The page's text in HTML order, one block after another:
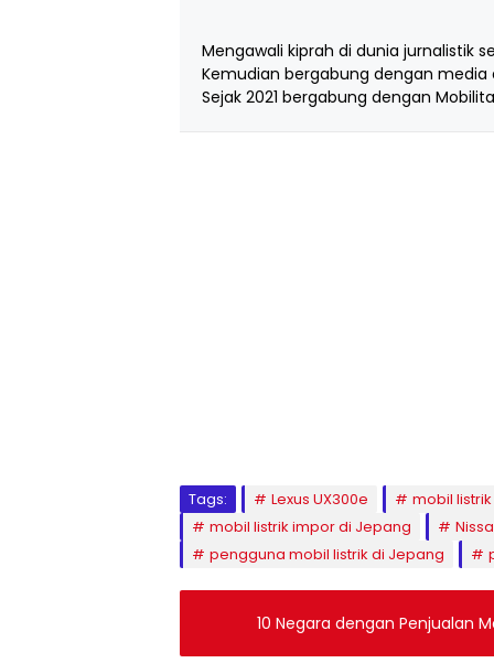
Mengawali kiprah di dunia jurnalistik
Kemudian bergabung dengan media
Sejak 2021 bergabung dengan
Tags: Lexus UX300e
mobil listrik
mobil listrik impor di Jepang
pengguna mobil listrik di Jepang
10 Negara dengan Penjualan